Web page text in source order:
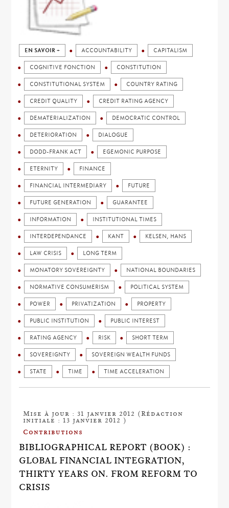
EN SAVOIR + ACCOUNTABILITY CAPITALISM
COGNITIVE FONCTION CONSTITUTION
CONSTITUTIONAL SYSTEM COUNTRY RATING
CREDIT QUALITY CREDIT RATING AGENCY
DEMATERIALIZATION DEMOCRATIC CONTROL
DETERIORATION DIALOGUE
DODD-FRANK ACT EGEMONIC PURPOSE
ETERNITY FINANCE
FINANCIAL INTERMEDIARY FUTURE
FUTURE GENERATION GUARANTEE
INFORMATION INSTITUTIONAL TIMES
INTERDEPENDANCE KANT KELSEN, HANS
LAW CRISIS LONG TERM
MONATORY SOVEREIGNTY NATIONAL BOUNDARIES
NORMATIVE CONSUMERISM POLITICAL SYSTEM
POWER PRIVATIZATION PROPERTY
PUBLIC INSTITUTION PUBLIC INTEREST
RATING AGENCY RISK SHORT TERM
SOVEREIGNTY SOVEREIGN WEALTH FUNDS
STATE TIME TIME ACCELERATION
Mise à jour : 31 janvier 2012 (Rédaction
initiale : 13 janvier 2012 )
Contributions
BIBLIOGRAPHICAL REPORT (BOOK) :
GLOBAL FINANCIAL INTEGRATION,
THIRTY YEARS ON. FROM REFORM TO
CRISIS